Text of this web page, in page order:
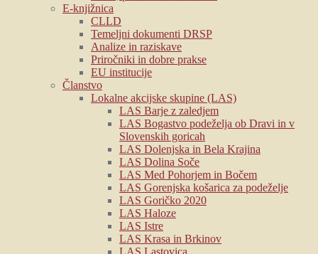
E-knjižnica
CLLD
Temeljni dokumenti DRSP
Analize in raziskave
Priročniki in dobre prakse
EU institucije
Članstvo
Lokalne akcijske skupine (LAS)
LAS Barje z zaledjem
LAS Bogastvo podeželja ob Dravi in v
Slovenskih goricah
LAS Dolenjska in Bela Krajina
LAS Dolina Soče
LAS Med Pohorjem in Bočem
LAS Gorenjska košarica za podeželje
LAS Goričko 2020
LAS Haloze
LAS Istre
LAS Krasa in Brkinov
LAS Lastovica